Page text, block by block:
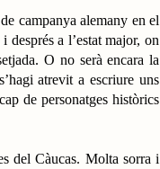
campanya alemany en el
a l’estat major, on
O no serà encara la
atrevit a escriure uns
de personatges històrics
del Càucas. Molta sorra i